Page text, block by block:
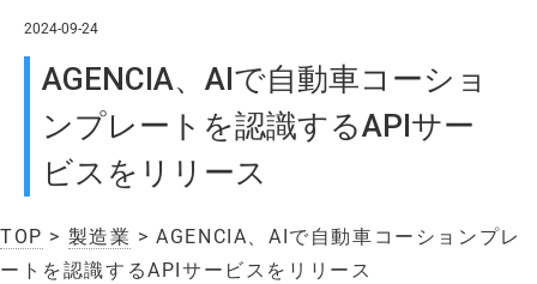
2024-09-24
AGENCIA、AIで自動車コーショ
ンプレートを認識するAPIサー
ビスをリリース
TOP > 製造業 > AGENCIA、AIで自動車コーションプレ
ートを認識するAPIサービスをリリース